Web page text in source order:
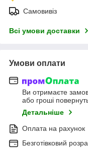
Самовивіз
Всі умови доставки
Умови оплати
Ви отримаєте
або гроші
Детальніше
Оплата на рахунок
Безготівковий